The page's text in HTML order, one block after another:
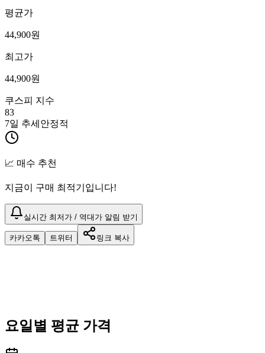
평균가
44,900원
최고가
44,900원
쿠스피 지수
83
7일 추세 안정적
📈 매수 추천
지금이 구매 최적기입니다!
실시간 최저가 / 역대가 알림 받기
카카오톡 트위터 링크 복사
요일별 평균 가격